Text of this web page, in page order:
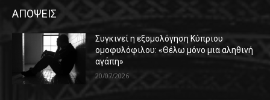
ΑΠΟΨΕΙΣ
Συγκινεί η εξομολόγηση Κύπριου
ομοφυλόφιλου: «Θέλω μόνο μια αληθινή
αγάπη»
20/07/2026